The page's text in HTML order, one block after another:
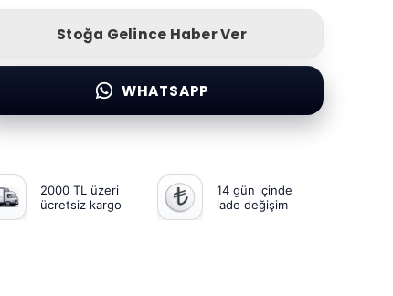
Stoğa Gelince Haber Ver
WHATSAPP
2000 TL üzeri
ücretsiz kargo
14 gün içinde
iade değişim